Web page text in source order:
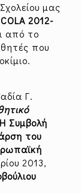
μας
2012-
από το
που
Γ.
Συμβολή
του
2013,